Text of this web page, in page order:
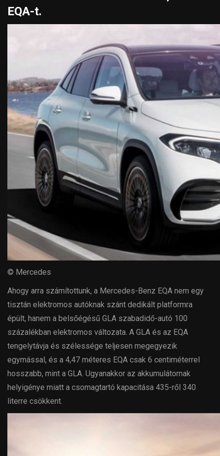
EQA-t.
© Mercedes
Ahogy arra számítottunk, a Mercedes-Benz EQA nem egy
tisztán elektromos autóknak szánt dedikált platformra
épült, hanem a belsőégésű GLA szabadidő-autó 100
százalékban elektromos változata. A GLA és az EQA
tengelytávja és szélessége teljesen megegyezik
egymással, és a 4,47 méteres EQA csak 6 centiméterrel
hosszabb, mint a GLA. Ugyanakkor az akkumulátornak
helyigénye miatt a csomagtartó kapacitása 435-ről 340
literre csökkent.